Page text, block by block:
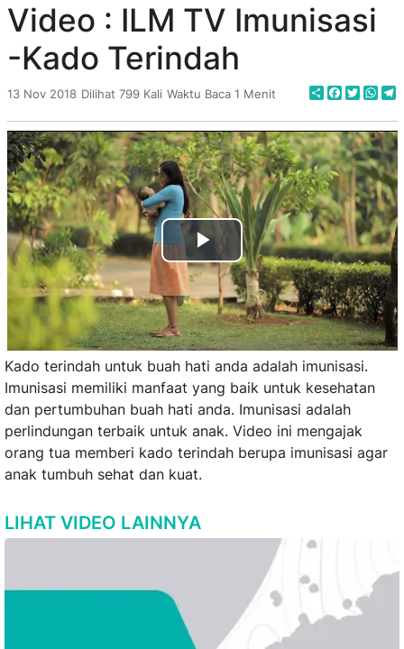
Video : ILM TV Imunisasi
-Kado Terindah
13 Nov 2018 Dilihat 799 Kali Waktu Baca 1 Menit Share
Play
Video
Kado terindah untuk buah hati anda adalah imunisasi.
Imunisasi memiliki manfaat yang baik untuk kesehatan
dan pertumbuhan buah hati anda. Imunisasi adalah
perlindungan terbaik untuk anak. Video ini mengajak
orang tua memberi kado terindah berupa imunisasi agar
anak tumbuh sehat dan kuat.
LIHAT VIDEO LAINNYA